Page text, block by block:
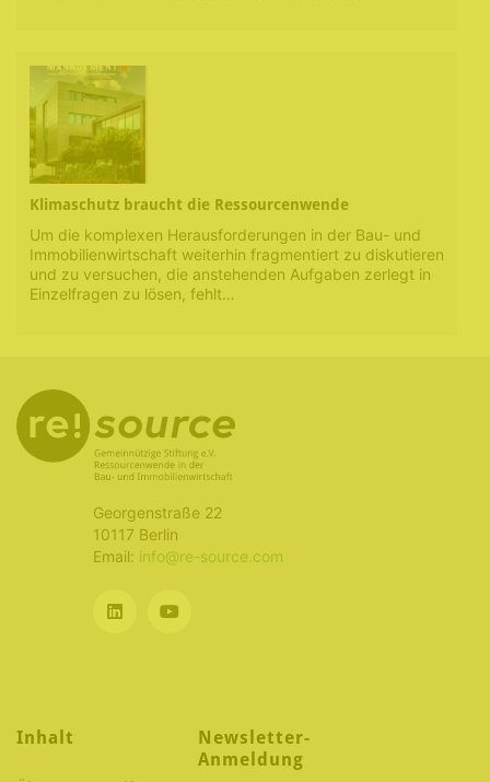
Klimaschutz braucht die Ressourcenwende
Um die komplexen Herausforderungen in der Bau- und
Immobilienwirtschaft weiterhin fragmentiert zu diskutieren
und zu versuchen, die anstehenden Aufgaben zerlegt in
Einzelfragen zu lösen, fehlt…
Georgenstraße 22
10117 Berlin
Email: info@re-source.com
Inhalt
Newsletter-
Anmeldung